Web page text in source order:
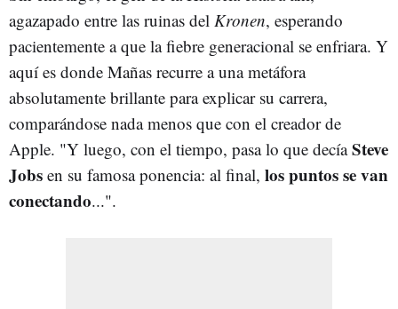
agazapado entre las ruinas del Kronen, esperando
pacientemente a que la fiebre generacional se enfriara. Y
aquí es donde Mañas recurre a una metáfora
absolutamente brillante para explicar su carrera,
comparándose nada menos que con el creador de
Apple. "Y luego, con el tiempo, pasa lo que decíaSteve
Jobs en su famosa ponencia: al final, los puntos se van
conectando...".